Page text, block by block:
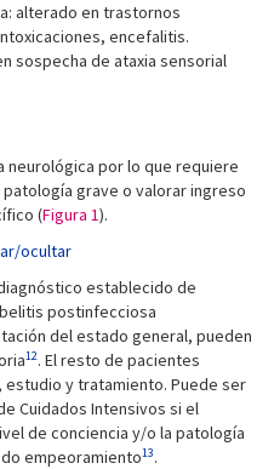
alterado en trastornos
encefalitis.
sospecha de ataxia sensorial
neurológica por lo que requiere
grave o valorar ingreso
(Figura 1).
ocultar
establecido de
postinfecciosa
del estado general, pueden
12. El resto de pacientes
y tratamiento. Puede ser
Cuidados Intensivos si el
de conciencia y/o la patología
empeoramiento13.